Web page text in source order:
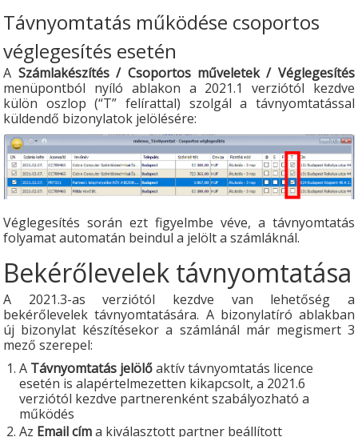
Távnyomtatás működése csoportos
véglegesítés esetén
A Számlakészítés / Csoportos műveletek / Véglegesítés
menüpontból nyíló ablakon a 2021.1 verziótól kezdve
külön oszlop (“T” felírattal) szolgál a távnyomtatással
küldendő bizonylatok jelölésére:
Véglegesítés során ezt figyelmbe véve, a távnyomtatás
folyamat automatán beindul a jelölt a számláknál.
Bekérőlevelek távnyomtatása
A 2021.3-as verziótól kezdve van lehetőség a
bekérőlevelek távnyomtatására. A bizonylatíró ablakban
új bizonylat készítésekor a számlánál már megismert 3
mező szerepel:
A Távnyomtatás jelölőaktív távnyomtatás licence
esetén is alapértelmezetten kikapcsolt, a 2021.6
verziótól kezdve partnerenként szabályozható a
működés
Az Email címa kiválasztott partner beállított